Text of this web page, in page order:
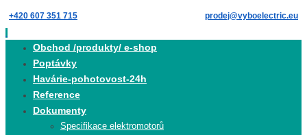
Skip
to
content
+420 607 351 715 prodej@vyboelectric.eu
Obchod /produkty/ e-shop
Poptávky
Havárie-pohotovost-24h
Reference
Dokumenty
Specifikace elektromotorů